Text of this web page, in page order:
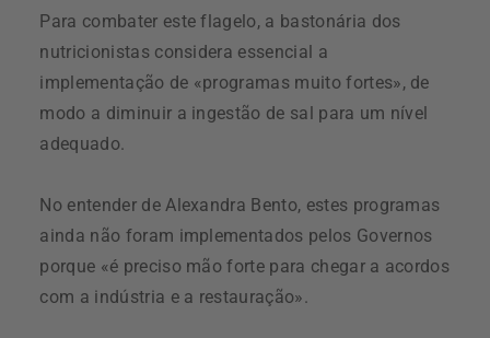
Para combater este flagelo, a bastonária dos
nutricionistas considera essencial a
implementação de «programas muito fortes», de
modo a diminuir a ingestão de sal para um nível
adequado.
No entender de Alexandra Bento, estes programas
ainda não foram implementados pelos Governos
porque «é preciso mão forte para chegar a acordos
com a indústria e a restauração».